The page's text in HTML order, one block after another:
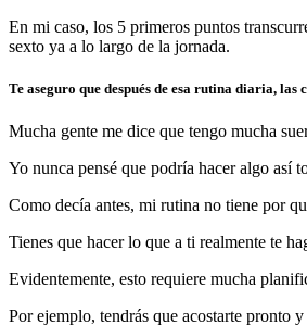
En mi caso, los 5 primeros puntos
sexto ya a lo largo de la jornada.
Te aseguro que después de esa rutina diaria,
Mucha gente me dice que tengo mucha
Yo nunca pensé que podría hacer algo así
Como decía antes, mi rutina no tiene por
Tienes que hacer lo que a ti realmente te
Evidentemente, esto requiere mucha
Por ejemplo, tendrás que acostarte pronto